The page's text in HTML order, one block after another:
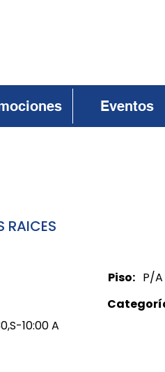
Eventos
RAICES
Piso: P/A
10:00 A